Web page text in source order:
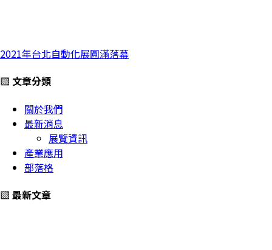
2021年台北自動化展圓滿落幕
▧ 文章分類
關於我們
最新消息
展覽資訊
產業應用
部落格
▧ 最新文章